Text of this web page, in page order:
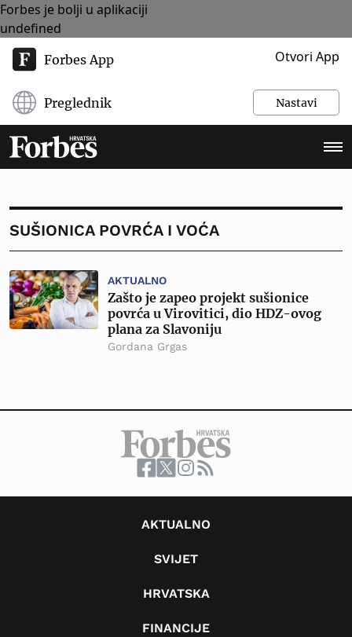
Forbes je bolji u aplikaciji
undefined
Forbes App Otvori App
Preglednik Nastavi
SUŠIONICA POVRĆA I VOĆA
AKTUALNO
Zašto je zapeo projekt sušionice
povrća u Virovitici, dio HDZ-ovog
plana za Slavoniju
Gordana Grgas
AKTUALNO
SVIJET
HRVATSKA
FINANCIJE